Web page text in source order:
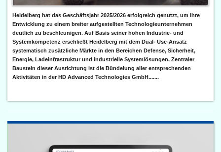
Heidelberg hat das Geschäftsjahr 2025/2026 erfolgreich genutzt, um ihre
Entwicklung zu einem breiter aufgestellten Technologieunternehmen
deutlich zu beschleunigen. Auf Basis seiner hohen Industrie- und
Systemkompetenz erschließt Heidelberg mit dem Dual- Use-Ansatz
systematisch zusätzliche Märkte in den Bereichen Defense, Sicherheit,
Energie, Ladeinfrastruktur und industrielle Systemlösungen. Zentraler
Baustein dieser Ausrichtung ist die Bündelung aller entsprechenden
Aktivitäten in der HD Advanced Technologies GmbH.......